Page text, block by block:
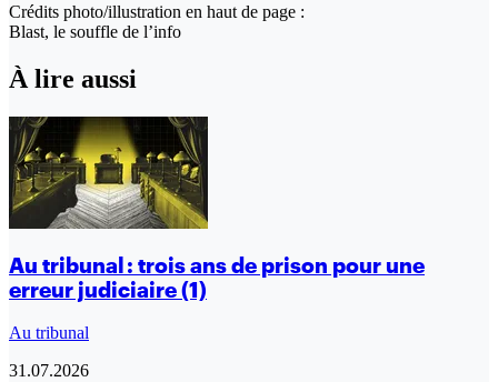
Crédits photo/illustration en haut de page :
Blast, le souffle de l’info
À lire aussi
Au tribunal : trois ans de prison pour une
erreur judiciaire (1)
Au tribunal
31.07.2026